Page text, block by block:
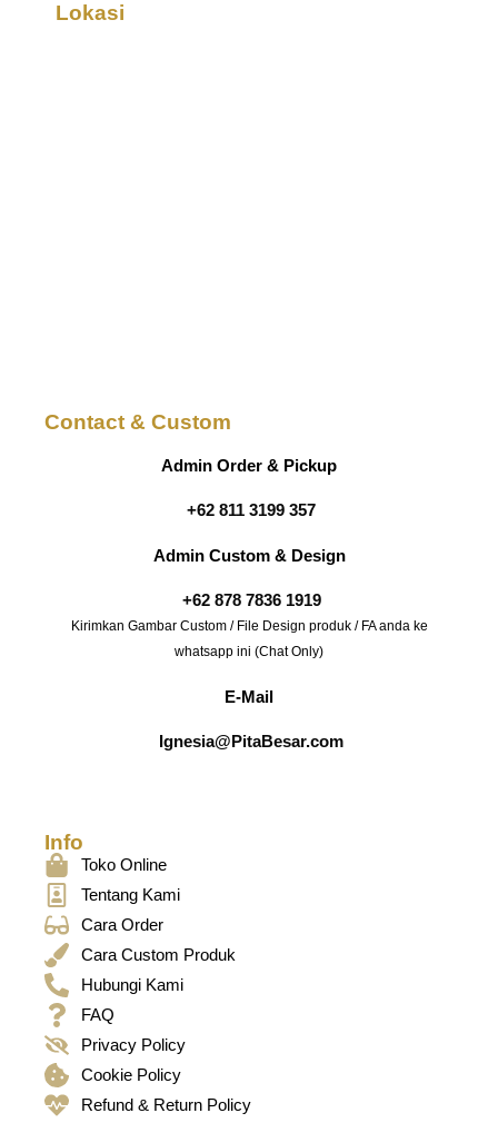
Lokasi
Contact & Custom
Admin Order & Pickup
+62 811 3199 357
Admin Custom & Design
+62 878 7836 1919
Kirimkan Gambar Custom / File Design produk / FA anda ke
whatsapp ini (Chat Only)
E-Mail
Ignesia@PitaBesar.com
Info
Toko Online
Tentang Kami
Cara Order
Cara Custom Produk
Hubungi Kami
FAQ
Privacy Policy
Cookie Policy
Refund & Return Policy